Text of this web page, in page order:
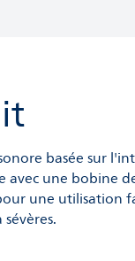
basée sur
avec une bobine
une utilisation